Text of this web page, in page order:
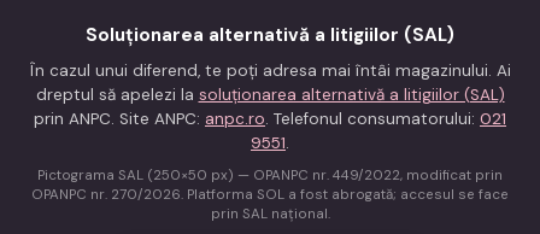
Soluționarea alternativă a litigiilor (SAL)
În cazul unui diferend, te poți adresa mai întâi magazinului. Ai
dreptul să apelezi la soluționarea alternativă a litigiilor (SAL)
prin ANPC. Site ANPC: anpc.ro. Telefonul consumatorului: 021
9551.
Pictograma SAL (250×50 px) — OPANPC nr. 449/2022, modificat prin
OPANPC nr. 270/2026. Platforma SOL a fost abrogată; accesul se face
prin SAL național.